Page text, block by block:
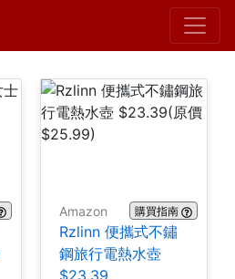
Home
Amazon 購買指南
Rzlinn 便攜式不鏽
鋼旅行電熱水壺
$23.39